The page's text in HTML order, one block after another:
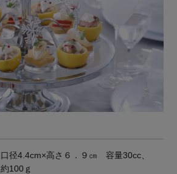
口径4.4cm×高さ６．９㎝ 容量30cc、
約100ｇ